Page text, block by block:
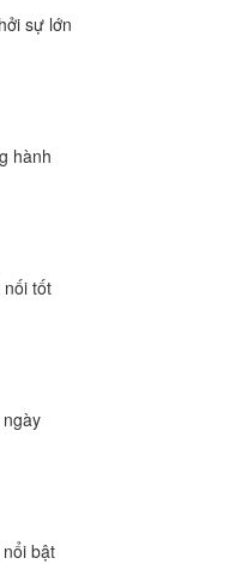
sự lớn
hành
nối tốt
bật